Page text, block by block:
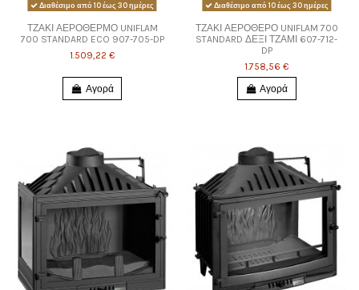
Διαθέσιμο από 10 έως 30 ημέρες
ΤΖΑΚΙ ΑΕΡΟΘΕΡΜΟ UNIFLAM
700 STANDARD ECO 907-705-DP
1.509,22 €
Αγορά
Διαθέσιμο από 10 έως 30 ημέρες
ΤΖΑΚΙ ΑΕΡΟΘΕΡΟ UNIFLAM 700
STANDARD ΔΕΞΙ ΤΖΑΜΙ 607-712-
DP
1.758,56 €
Αγορά